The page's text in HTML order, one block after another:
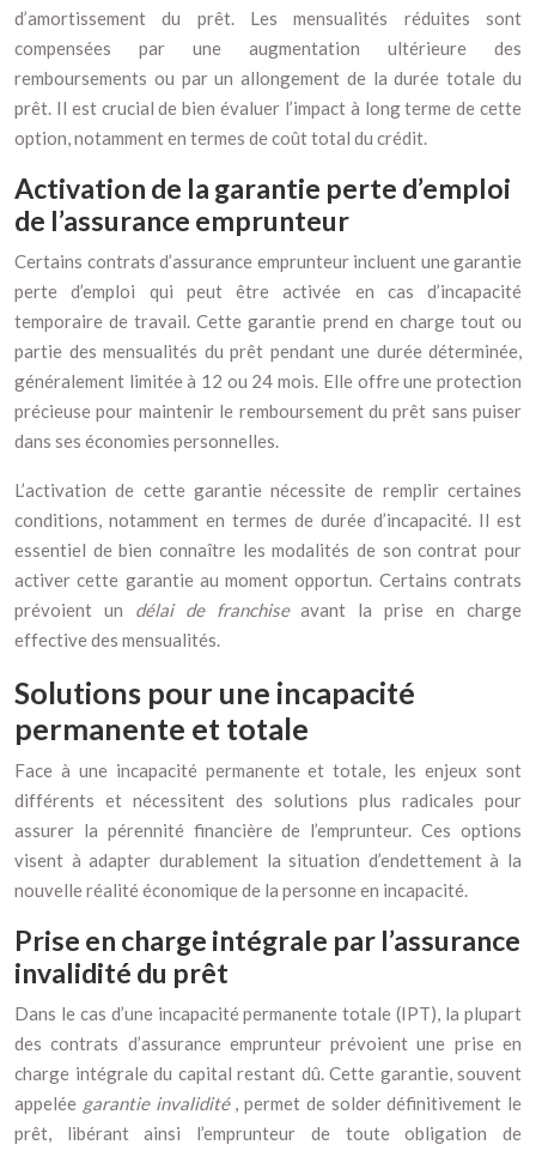
d’amortissement du prêt. Les mensualités réduites sont
compensées par une augmentation ultérieure des
remboursements ou par un allongement de la durée totale du
prêt. Il est crucial de bien évaluer l’impact à long terme de cette
option, notamment en termes de coût total du crédit.
Activation de la garantie perte d’emploi
de l’assurance emprunteur
Certains contrats d’assurance emprunteur incluent une garantie
perte d’emploi qui peut être activée en cas d’incapacité
temporaire de travail. Cette garantie prend en charge tout ou
partie des mensualités du prêt pendant une durée déterminée,
généralement limitée à 12 ou 24 mois. Elle offre une protection
précieuse pour maintenir le remboursement du prêt sans puiser
dans ses économies personnelles.
L’activation de cette garantie nécessite de remplir certaines
conditions, notamment en termes de durée d’incapacité. Il est
essentiel de bien connaître les modalités de son contrat pour
activer cette garantie au moment opportun. Certains contrats
prévoient un délai de franchiseavant la prise en charge
effective des mensualités.
Solutions pour une incapacité
permanente et totale
Face à une incapacité permanente et totale, les enjeux sont
différents et nécessitent des solutions plus radicales pour
assurer la pérennité financière de l’emprunteur. Ces options
visent à adapter durablement la situation d’endettement à la
nouvelle réalité économique de la personne en incapacité.
Prise en charge intégrale par l’assurance
invalidité du prêt
Dans le cas d’une incapacité permanente totale (IPT), la plupart
des contrats d’assurance emprunteur prévoient une prise en
charge intégrale du capital restant dû. Cette garantie, souvent
appelée garantie invalidité , permet de solder définitivement le
prêt, libérant ainsi l’emprunteur de toute obligation de